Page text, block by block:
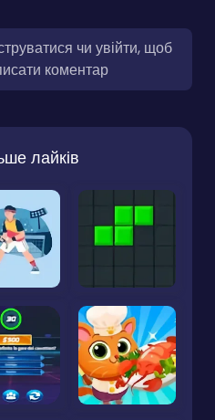
чи увійти, щоб
коментар
лайків